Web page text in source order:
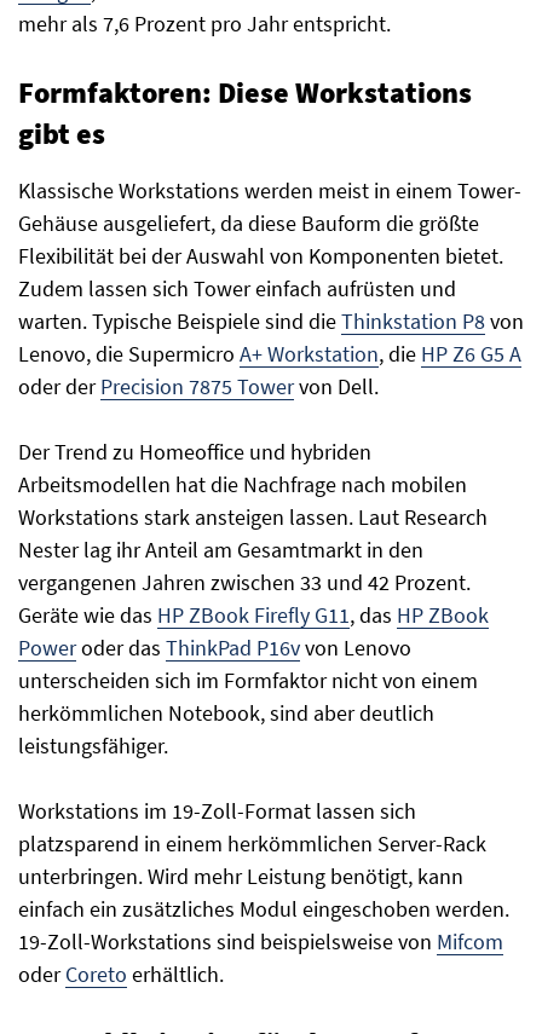
mehr als 7,6 Prozent pro Jahr entspricht.
Formfaktoren: Diese Workstations
gibt es
Klassische Workstations werden meist in einem Tower-
Gehäuse ausgeliefert, da diese Bauform die größte
Flexibilität bei der Auswahl von Komponenten bietet.
Zudem lassen sich Tower einfach aufrüsten und
warten. Typische Beispiele sind dieThinkstation P8von
Lenovo, die Supermicro A+ Workstation, die HP Z6 G5 A
oder derPrecision 7875 Towervon Dell.
Der Trend zu Homeoffice und hybriden
Arbeitsmodellen hat die Nachfrage nach mobilen
Workstations stark ansteigen lassen. Laut Research
Nester lag ihr Anteil am Gesamtmarkt in den
vergangenen Jahren zwischen 33 und 42 Prozent.
Geräte wie das HP ZBook Firefly G11, das HP ZBook
Poweroder das ThinkPad P16vvon Lenovo
unterscheiden sich im Formfaktor nicht von einem
herkömmlichen Notebook, sind aber deutlich
leistungsfähiger.
Workstations im 19-Zoll-Format lassen sich
platzsparend in einem herkömmlichen Server-Rack
unterbringen. Wird mehr Leistung benötigt, kann
einfach ein zusätzliches Modul eingeschoben werden.
19-Zoll-Workstations sind beispielsweise von Mifcom
oderCoreto erhältlich.